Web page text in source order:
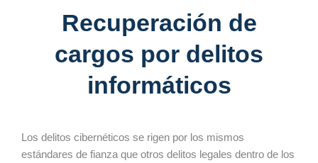
Recuperación de
cargos por delitos
informáticos
Los delitos cibernéticos se rigen por los mismos
estándares de fianza que otros delitos legales dentro de los